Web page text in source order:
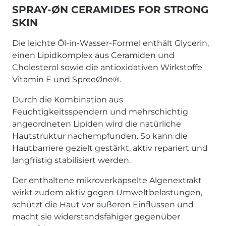
SPRAY-ØN CERAMIDES FOR STRONG
SKIN
Die leichte Öl-in-Wasser-Formel enthält Glycerin,
einen Lipidkomplex aus Ceramiden und
Cholesterol sowie die antioxidativen Wirkstoffe
Vitamin E und SpreeØne®.
Durch die Kombination aus
Feuchtigkeitsspendern und mehrschichtig
angeordneten Lipiden wird die natürliche
Hautstruktur nachempfunden. So kann die
Hautbarriere gezielt gestärkt, aktiv repariert und
langfristig stabilisiert werden.
Der enthaltene mikroverkapselte Algenextrakt
wirkt zudem aktiv gegen Umweltbelastungen,
schützt die Haut vor äußeren Einflüssen und
macht sie widerstandsfähiger gegenüber